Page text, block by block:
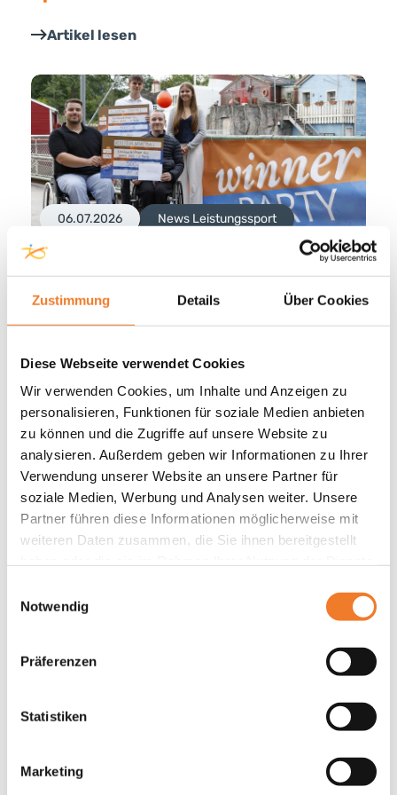
Zustimmung Details Über Cookies
Diese Webseite verwendet Cookies
Wir verwenden Cookies, um Inhalte und Anzeigen zu
personalisieren, Funktionen für soziale Medien anbieten
zu können und die Zugriffe auf unsere Website zu
analysieren. Außerdem geben wir Informationen zu Ihrer
Verwendung unserer Website an unsere Partner für
soziale Medien, Werbung und Analysen weiter. Unsere
Partner führen diese Informationen möglicherweise mit
weiteren Daten zusammen, die Sie ihnen bereitgestellt
Notwendig
Präferenzen
Statistiken
Marketing
Artikel lesen
06.07.2026 News Leistungssport
U23-Rollstuhlbasketball holt Platz 2
bei Nachwuchssportler*innen-Wahl
Artikel lesen
30.06.2026 Para Badminton
BSN-Athleten in Frankreich